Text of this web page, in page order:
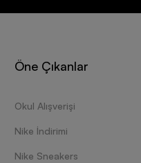
Öne Çıkanlar
Okul Alışverişi
Nike İndirimi
Nike Sneakers